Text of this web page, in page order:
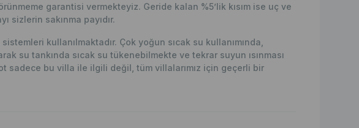
garantisi vermekteyiz. Geride kalan %5’lik kısım ise uç ve
sizlerin sakınma payıdır.
kullanılmaktadır. Çok yoğun sıcak su kullanımında,
su tankında sıcak su tükenebilmekte ve tekrar suyun ısınması
sadece bu villa ile ilgili değil, tüm villalarımız için geçerli bir